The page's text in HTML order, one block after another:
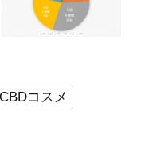
コスメ